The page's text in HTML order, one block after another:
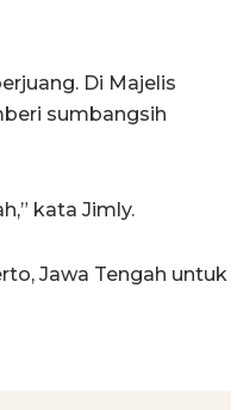
Di Majelis
sumbangsih
kata Jimly.
Jawa Tengah untuk